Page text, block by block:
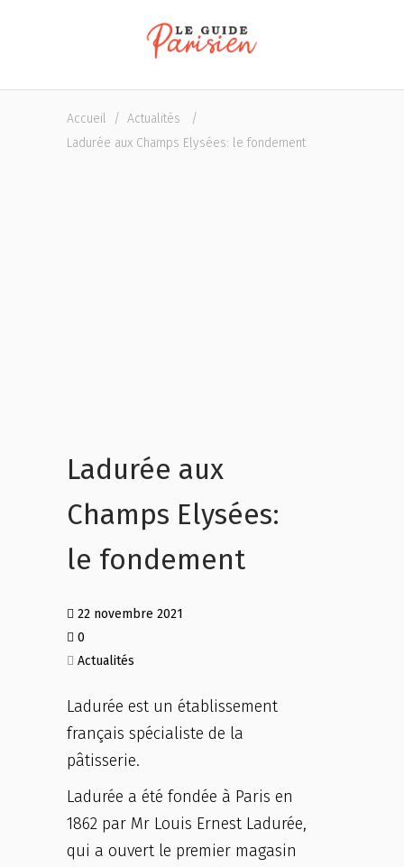
Accueil / Actualités
/
Ladurée aux Champs Elysées: le fondement
Ladurée aux
Champs Elysées:
le fondement
22 novembre 2021
0
Actualités
Ladurée est un établissement
français spécialiste de la
pâtisserie.
Ladurée a été fondée à Paris en
1862 par Mr Louis Ernest Ladurée,
qui a ouvert le premier magasin